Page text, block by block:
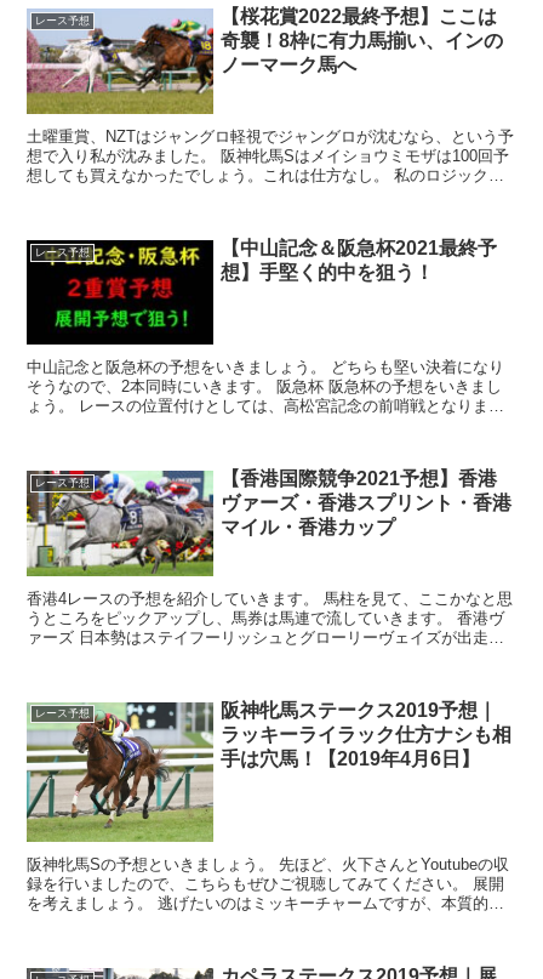
レース予想
【桜花賞2022最終予想】ここは
奇襲！8枠に有力馬揃い、インの
ノーマーク馬へ
土曜重賞、NZTはジャングロ軽視でジャングロが沈むなら、という予
想で入り私が沈みました。 阪神牝馬Sはメイショウミモザは100回予
想しても買えなかったでしょう。これは仕方なし。 私のロジックに
レース予想
【中山記念＆阪急杯2021最終予
想】手堅く的中を狙う！
中山記念と阪急杯の予想をいきましょう。 どちらも堅い決着になり
そうなので、2本同時にいきます。 阪急杯 阪急杯の予想をいきまし
ょう。 レースの位置付けとしては、高松宮記念の前哨戦となりま
レース予想
【香港国際競争2021予想】香港
ヴァーズ・香港スプリント・香港
マイル・香港カップ
香港4レースの予想を紹介していきます。 馬柱を見て、ここかなと思
うところをピックアップし、馬券は馬連で流していきます。 香港ヴ
ァーズ 日本勢はステイフーリッシュとグローリーヴェイズが出走で
レース予想
阪神牝馬ステークス2019予想｜
ラッキーライラック仕方ナシも相
手は穴馬！【2019年4月6日】
阪神牝馬Sの予想といきましょう。 先ほど、火下さんとYoutubeの収
録を行いましたので、こちらもぜひご視聴してみてください。 展開
を考えましょう。 逃げたいのはミッキーチャームですが、本質的に